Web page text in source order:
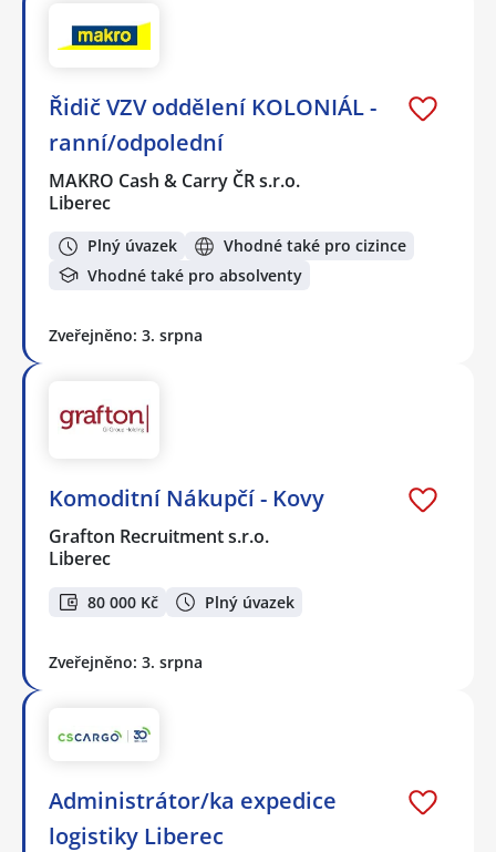
Řidič VZV oddělení KOLONIÁL -
ranní/odpolední
MAKRO Cash & Carry ČR s.r.o.
Liberec
Plný úvazek
Vhodné také pro cizince
Vhodné také pro absolventy
Zveřejněno: 3. srpna
Komoditní Nákupčí - Kovy
Grafton Recruitment s.r.o.
Liberec
80 000 Kč Plný úvazek
Zveřejněno: 3. srpna
Administrátor/ka expedice
logistiky Liberec